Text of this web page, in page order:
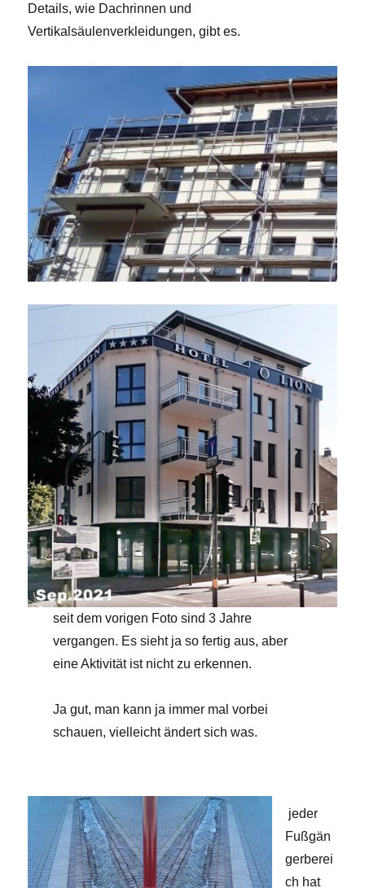
Details, wie Dachrinnen und
Vertikalsäulenverkleidungen, gibt es.
seit dem vorigen Foto sind 3 Jahre
vergangen. Es sieht ja so fertig aus, aber
eine Aktivität ist nicht zu erkennen.
Ja gut, man kann ja immer mal vorbei
schauen, vielleicht ändert sich was.
jeder
Fußgän
gerberei
ch hat